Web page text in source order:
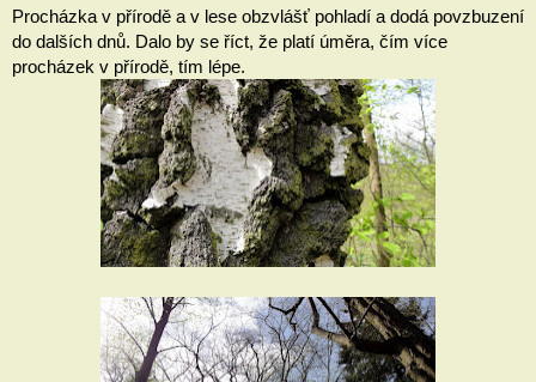
Procházka v přírodě a v lese obzvlášť pohladí a dodá povzbuzení
do dalších dnů. Dalo by se říct, že platí úměra, čím více
procházek v přírodě, tím lépe.